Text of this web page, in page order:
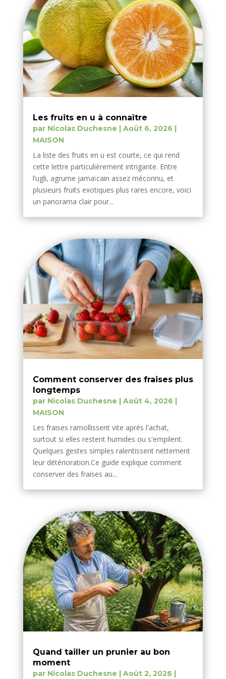
Les fruits en u à connaître
par Nicolas Duchesne | Août 6, 2026 |
MAISON
La liste des fruits en u est courte, ce qui rend
cette lettre particulièrement intrigante. Entre
l’ugli, agrume jamaïcain assez méconnu, et
plusieurs fruits exotiques plus rares encore, voici
un panorama clair pour...
Comment conserver des fraises plus
longtemps
par Nicolas Duchesne | Août 4, 2026 |
MAISON
Les fraises ramollissent vite après l'achat,
surtout si elles restent humides ou s'empilent.
Quelques gestes simples ralentissent nettement
leur détérioration.Ce guide explique comment
conserver des fraises au...
Quand tailler un prunier au bon
moment
par Nicolas Duchesne | Août 2, 2026 |